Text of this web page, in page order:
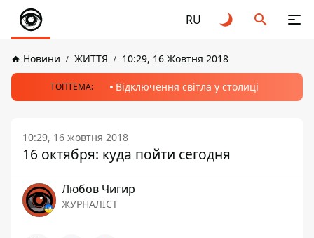
RU
Новини ЖИТТЯ 10:29, 16 Жовтня 2018
ТОПТЕМА: Відключення світла у столиці
10:29, 16 жовтня 2018
16 октября: куда пойти сегодня
Любов Чигир
ЖУРНАЛІСТ